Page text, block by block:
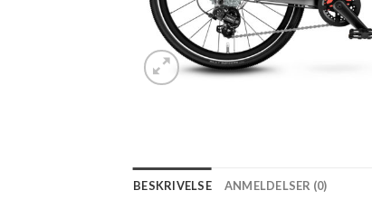
BESKRIVELSE ANMELDELSER (0)